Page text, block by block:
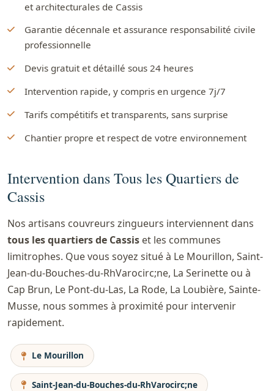
et architecturales de Cassis
Garantie décennale et assurance responsabilité civile
professionnelle
Devis gratuit et détaillé sous 24 heures
Intervention rapide, y compris en urgence 7j/7
Tarifs compétitifs et transparents, sans surprise
Chantier propre et respect de votre environnement
Intervention dans Tous les Quartiers de
Cassis
Nos artisans couvreurs zingueurs interviennent dans
tous les quartiers de Cassis et les communes
limitrophes. Que vous soyez situé à Le Mourillon, Saint-
Jean-du-Bouches-du-RhVarocirc;ne, La Serinette ou à
Cap Brun, Le Pont-du-Las, La Rode, La Loubière, Sainte-
Musse, nous sommes à proximité pour intervenir
rapidement.
Le Mourillon
Saint-Jean-du-Bouches-du-RhVarocirc;ne